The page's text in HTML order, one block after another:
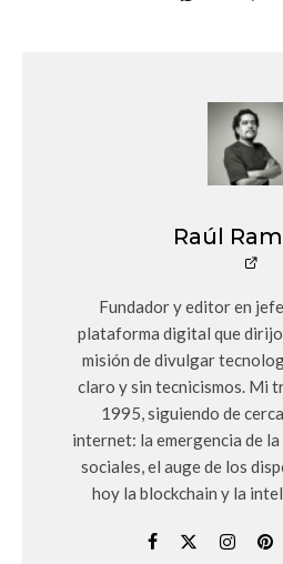
Raúl
Fundador y editor en
plataforma digital que
misión de divulgar
claro y sin tecnicismos. Mi
1995, siguiendo de
internet: la emergencia de
sociales, el auge de los
hoy la blockchain y la